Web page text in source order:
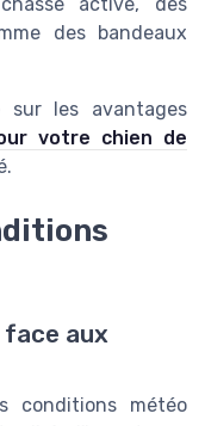
des bandeaux
sur les avantages
votre chien de
aux
conditions météo